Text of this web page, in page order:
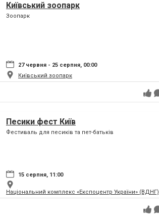
Київський зоопарк
Зоопарк
27 червня - 25 серпня, 00:00
Київський зоопарк
Песики фест Київ
Фестиваль для песиків та пет-батьків
15 серпня, 11:00
Національний комплекс «Експоцентр України» (ВДНГ)